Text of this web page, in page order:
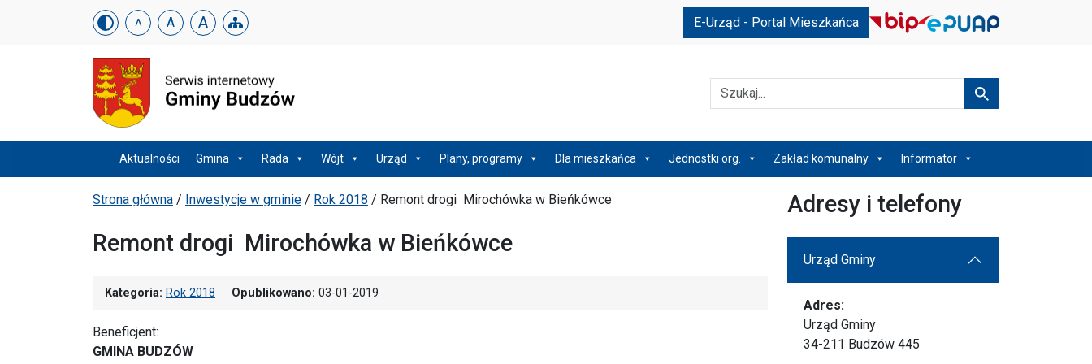
Urząd Gminy w Budzowie
Skip menu A A A E-Urząd - Portal Mieszkańca
Szukaj Szukaj
Menu główneAktualności Gmina Rada Wójt Urząd Plany, programy Dla mieszkańca Jednostki org. Zakład komunalny Informator
Ścieżka powrotu
Strona główna / Inwestycje w gminie / Rok 2018 / Remont drogi Mirochówka w Bieńkówce
Remont drogi Mirochówka w Bieńkówce
Kategoria: Rok 2018 Opublikowano: 03-01-2019
Beneficjent:
GMINA BUDZÓW
Adresy i telefony
Urząd Gminy
Adres:
Urząd Gminy
34-211 Budzów 445